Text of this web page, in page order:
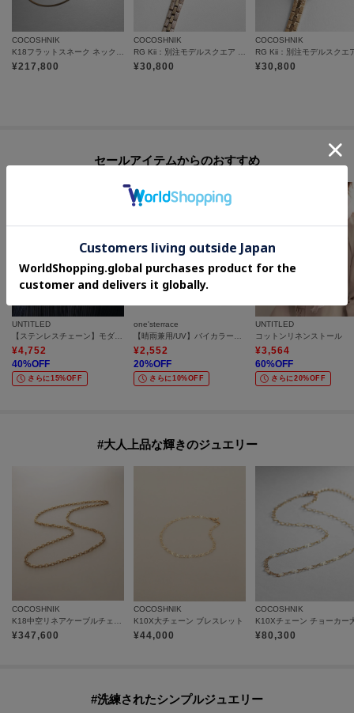
COCOSHNIK
¥217,800
COCOSHNIK
¥30,800
COCOSHNIK
¥30,800
セールアイテムからのおすすめ
UNTITLED
【ステンレスチェーン】モダンビーンズトップ
¥4,752
40%OFF
さらに15%OFF
one'sterrace
【晴雨兼用/UV】バイカラーパイピング 長傘
¥2,552
20%OFF
さらに10%OFF
UNTITLED
コットンリネンストール
¥3,564
60%OFF
さらに20%OFF
#大人上品な輝きのジュエリー
COCOSHNIK
¥347,600
COCOSHNIK
K10X大チェーン ブレスレット
¥44,000
COCOSHNIK
K10Xチェーン チョーカー
¥80,300
#洗練されたシンプルジュエリー